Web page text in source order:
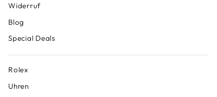
Widerruf
Blog
Special Deals
Rolex
Uhren